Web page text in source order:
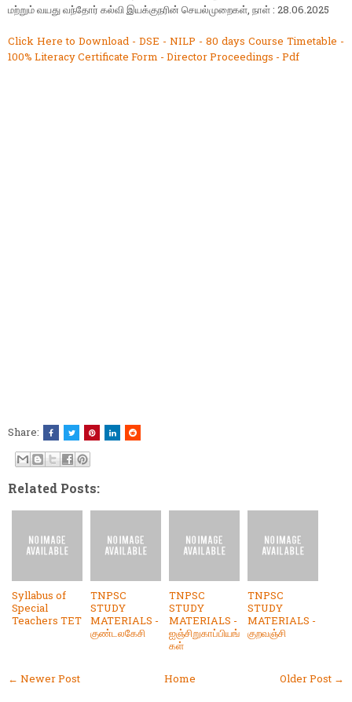
மற்றும் வயது வந்தோர் கல்வி இயக்குநரின் செயல்முறைகள், நாள் : 28.06.2025
Click Here to Download - DSE - NILP - 80 days Course Timetable -
100% Literacy Certificate Form - Director Proceedings - Pdf
Share:
Related Posts:
Syllabus of
Special
Teachers TET
TNPSC
STUDY
MATERIALS -
குண்டலகேசி
TNPSC
STUDY
MATERIALS -
ஐஞ்சிறுகாப்பியங்
கள்
TNPSC
STUDY
MATERIALS -
குறவஞ்சி
← Newer Post Older Post →
Home